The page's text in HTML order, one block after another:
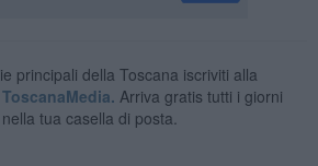
principali della Toscana iscriviti alla
Arriva gratis tutti i giorni
tua casella di posta.